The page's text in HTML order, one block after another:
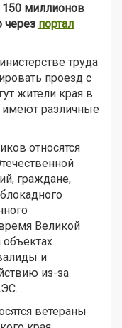
миллионов
через портал
труда
проезд с
жители края в
имеют различные
относятся
граждане,
Великой
и
из-за
ветераны